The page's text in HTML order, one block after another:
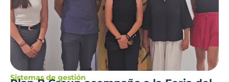
Sistemas de gestión